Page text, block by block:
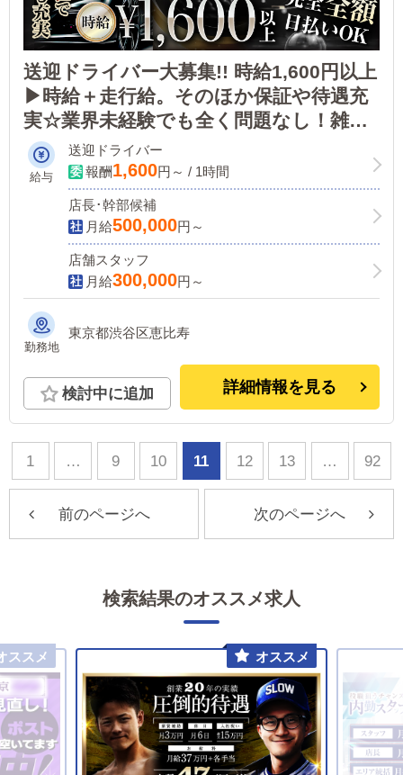
送迎ドライバー大募集!! 時給1,600円以上
▶時給＋走行給。そのほか保証や待遇充
実☆業界未経験でも全く問題なし！雑務
なしで送迎業務に集中できます。ゴール
ド免許・安全運転の方優遇！
給与
送迎ドライバー
報酬1,600円～ / 1時間
店長･幹部候補
月給500,000円～
店舗スタッフ
月給300,000円～
勤務地
東京都渋谷区恵比寿
検討中に追加 詳細情報を見る
1 … 9 10 11 12 13 … 92
前のページへ 次のページへ
検索結果のオススメ求人